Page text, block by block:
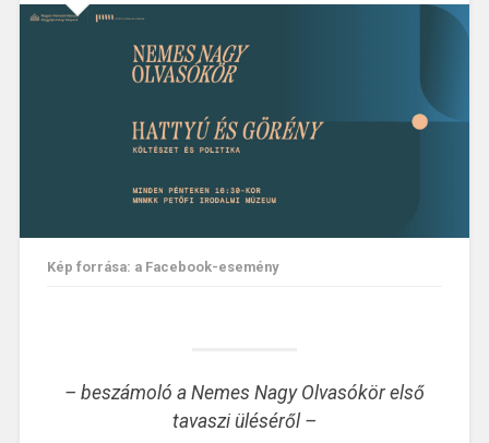
Kép forrása: a Facebook-esemény
– beszámoló a Nemes Nagy Olvasókör első
tavaszi üléséről –